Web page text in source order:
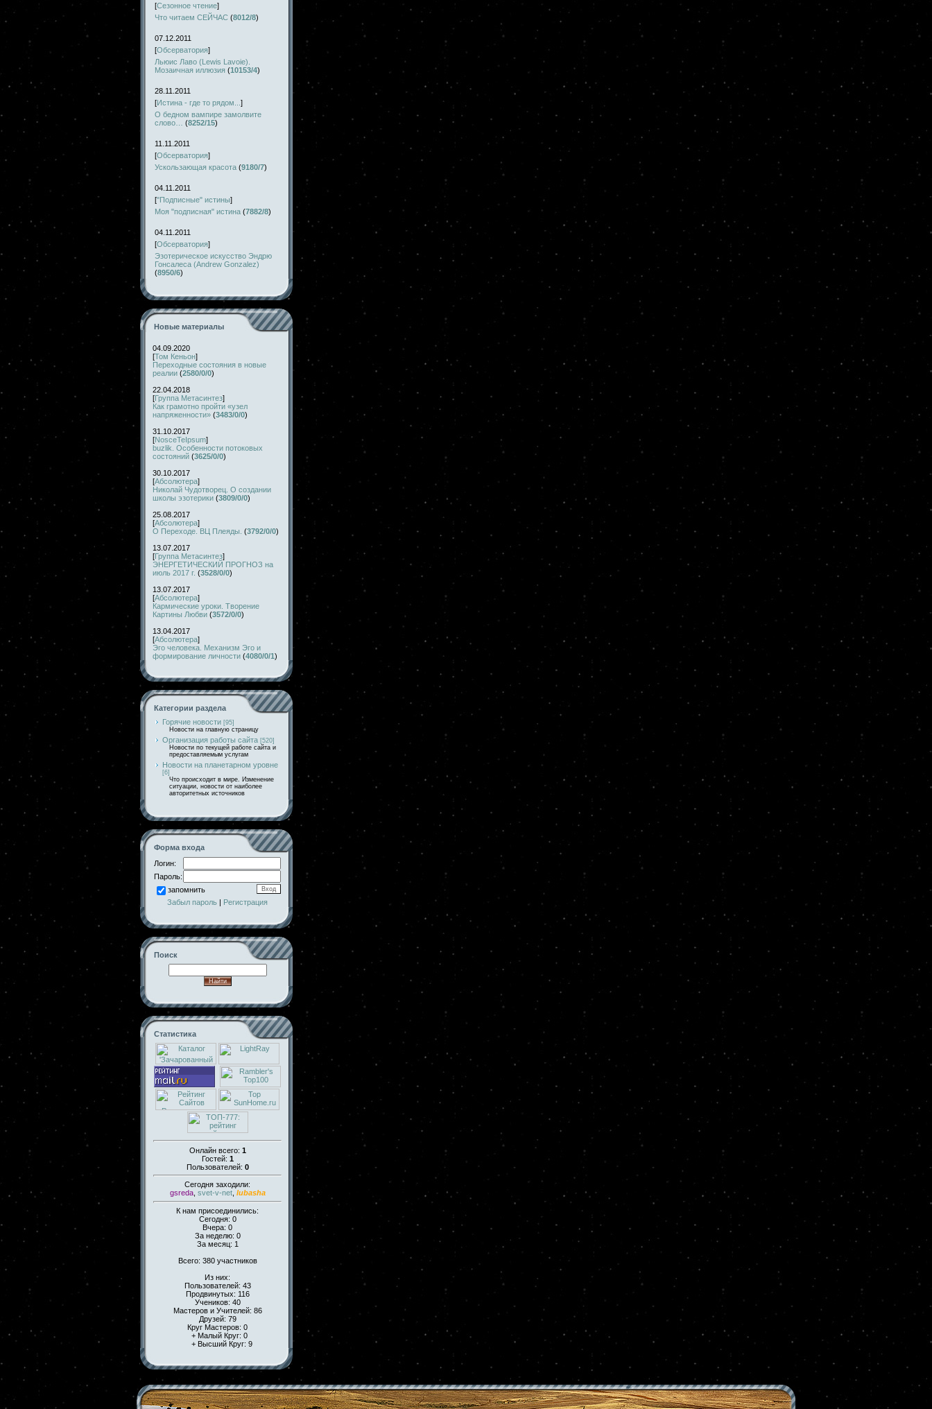
[Сезонное чтение]
Что читаем СЕЙЧАС (8012/8)
07.12.2011
[Обсерватория]
Льюис Лаво (Lewis Lavoie).
Мозаичная иллюзия (10153/4)
28.11.2011
[Истина - где то рядом... ]
О бедном вампире замолвите
слово…
(8252/15)
11.11.2011
[Обсерватория]
Ускользающая красота (9180/7)
04.11.2011
["Подписные" истины]
Моя "подписная" истина (7882/8)
04.11.2011
[Обсерватория]
Эзотерическое искусство Эндрю
Гонсалеса (Andrew Gonzalez)
(8950/6)
Новые материалы
04.09.2020
[Том Кеньон]
Переходные состояния в новые
реалии (2580/0/0)
22.04.2018
[Группа Метасинтез]
Как грамотно пройти «узел
напряженности» (3483/0/0)
31.10.2017
[NosceTeIpsum]
buzlik. Особенности потоковых
состояний (3625/0/0)
30.10.2017
[Абсолютера]
Николай Чудотворец. О создании
школы эзотерики (3809/0/0)
25.08.2017
[Абсолютера]
О Переходе. ВЦ Плеяды. (3792/0/0)
13.07.2017
[Группа Метасинтез]
ЭНЕРГЕТИЧЕСКИЙ ПРОГНОЗ на
июль 2017 г. (3528/0/0)
13.07.2017
[Абсолютера]
Кармические уроки. Творение
Картины Любви (3572/0/0)
13.04.2017
[Абсолютера]
Эго человека. Механизм Эго и
формирование личности (4080/0/1)
Категории раздела
Горячие новости [95]
Новости на главную страницу
Организация работы сайта [520]
Новости по текущей работе сайта и
предоставляемым услугам
Новости на планетарном уровне
[6]
Что происходит в мире. Изменение
ситуации, новости от наиболее
авторитетных источников
Форма входа
Логин:
Пароль:
запомнить
Забыл пароль | Регистрация
Поиск
Статистика
Онлайн всего: 1
Гостей: 1
Пользователей: 0
Сегодня заходили:
gsreda, svet-v-net, lubasha
К нам присоединились:
Сегодня: 0
Вчера: 0
За неделю: 0
За месяц: 1
Всего: 380 участников
Из них:
Пользователей: 43
Продвинутых: 116
Учеников: 40
Мастеров и Учителей: 86
Друзей: 79
Круг Мастеров: 0
+ Малый Круг: 0
+ Высший Круг: 9